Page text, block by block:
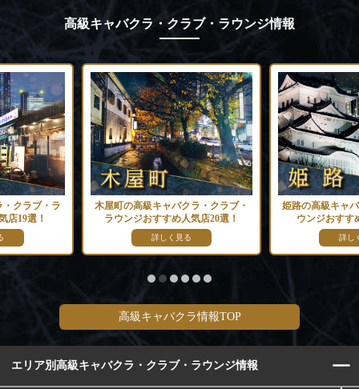
高級キャバクラ・クラブ・ラウンジ情報
クラブ・ラ
店19選！
木屋町の高級キャバクラ・クラブ・
ラウンジおすすめ人気店20選！
詳しく見る
姫路の高級キャ
ウンジおすす
詳し
高級キャバクラ情報TOP
エリア別高級キャバクラ・クラブ・ラウンジ情報